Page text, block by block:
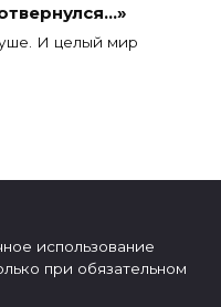
И целый мир
использование
при обязательном